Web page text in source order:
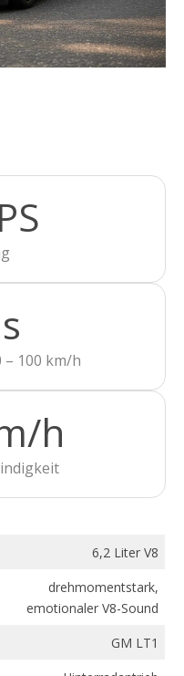
100 km/h
h
6,2 Liter V8
drehmomentstark,
emotionaler V8-Sound
GM LT1